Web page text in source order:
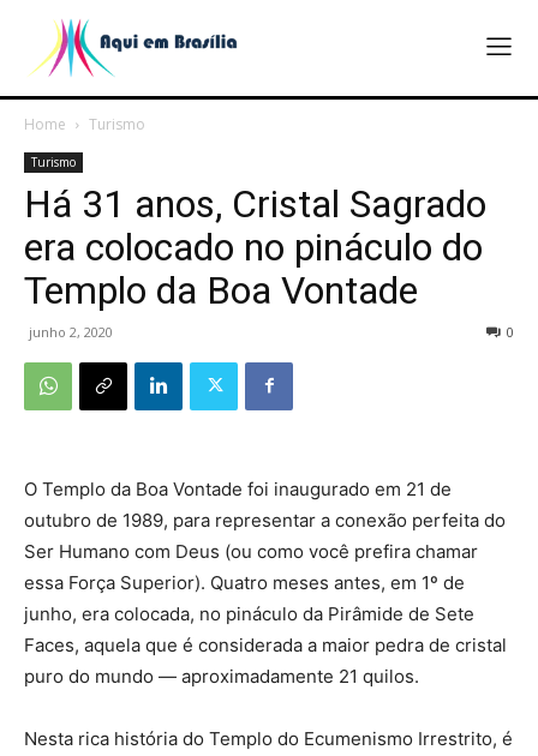
Home Turismo
Turismo
Há 31 anos, Cristal Sagrado
era colocado no pináculo do
Templo da Boa Vontade
junho 2, 2020 0
O Templo da Boa Vontade foi inaugurado em 21 de
outubro de 1989, para representar a conexão perfeita do
Ser Humano com Deus (ou como você prefira chamar
essa Força Superior). Quatro meses antes, em 1º de
junho, era colocada, no pináculo da Pirâmide de Sete
Faces, aquela que é considerada a maior pedra de cristal
puro do mundo — aproximadamente 21 quilos.
Nesta rica história do Templo do Ecumenismo Irrestrito, é